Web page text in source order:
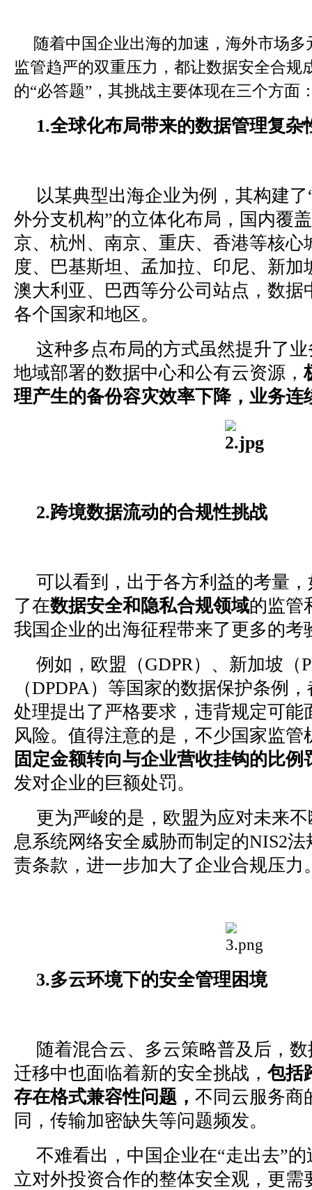
随着中国企业出海的加速，海外市场
监管趋严的双重压力，都让数据安全合规
的“必答题”，其挑战主要体现在三个方面
1.全球化布局带来的数据管理复杂
以某典型出海企业为例，其构建
外分支机构”的立体化布局，国内覆
京、杭州、南京、重庆、香港等核心
度、巴基斯坦、孟加拉、印尼、新加
澳大利亚、巴西等分公司站点，数据
各个国家和地区。
这种多点布局的方式虽然提升了
地域部署的数据中心和公有云资源，
理产生的备份容灾效率下降，业务连
2.跨境数据流动的合规性挑战
可以看到，出于各方利益的考量
了在数据安全和隐私合规领域的监管
我国企业的出海征程带来了更多的考
例如，欧盟（GDPR）、新加坡（
（DPDPA）等国家的数据保护条例
处理提出了严格要求，违背规定可能
风险。值得注意的是，不少国家监管
固定金额转向与企业营收挂钩的比例
发对企业的巨额处罚。
更为严峻的是，欧盟为应对未来
息系统网络安全威胁而制定的NIS2
责条款，进一步加大了企业合规压力
3.多云环境下的安全管理困境
随着混合云、多云策略普及后，
迁移中也面临着新的安全挑战， 包括
存在格式兼容性问题， 不同云服务商
同，传输加密缺失等问题频发。
不难看出，中国企业在“走出去”
立对外投资合作的整体安全观，更需